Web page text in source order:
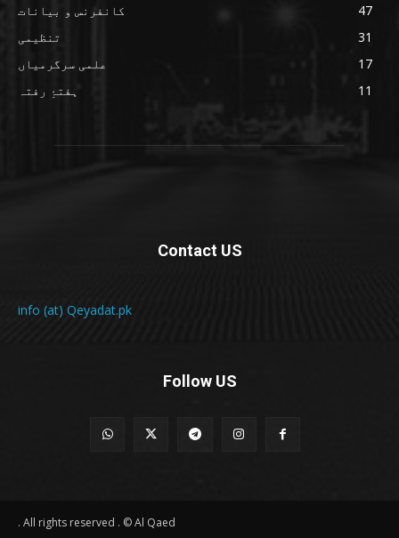
کانفرنس و بیانات
47
تنظیمی
31
علمی سرگرمیاں
17
ہفتۂِ رفتہ
11
Contact US
info (at) Qeyadat.pk
Follow US
All rights reserved . © Al Qaed .